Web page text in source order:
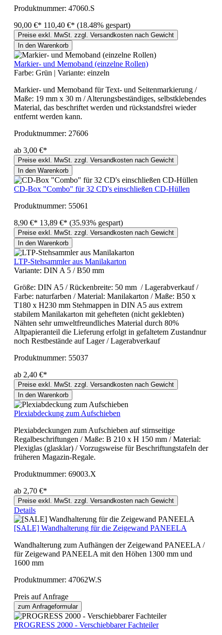
Produktnummer: 47060.S
90,00 €* 110,40 €* (18.48% gespart)
Preise exkl. MwSt. zzgl. Versandkosten nach Gewicht
In den Warenkorb
Markier- und Memoband (einzelne Rollen)
Farbe: Grün | Variante: einzeln
Markier- und Memoband für Text- und Seitenmarkierung /
Maße: 19 mm x 30 m / Alterungsbeständiges, selbstklebendes
Material, das beschriftet werden und rückstandsfrei wieder
entfernt werden kann.
Produktnummer: 27606
ab 3,00 €*
Preise exkl. MwSt. zzgl. Versandkosten nach Gewicht
In den Warenkorb
CD-Box "Combo" für 32 CD's einschließen CD-Hüllen
Produktnummer: 55061
8,90 €* 13,89 €* (35.93% gespart)
Preise exkl. MwSt. zzgl. Versandkosten nach Gewicht
In den Warenkorb
LTP-Stehsammler aus Manilakarton
Variante: DIN A 5 / B50 mm
Größe: DIN A5 / Rückenbreite: 50 mm / Lagerabverkauf /
Farbe: naturfarben / Material: Manilakarton / Maße: B50 x
T180 x H230 mm Stehmappen in DIN A5 aus extrem
stabilem Manilakarton mit gehefteten (nicht geklebten)
Nähten sehr umweltfreundliches Material durch 80%
Altpapieranteil die Lieferung erfolgt in gefaltetem Zustandnur
noch Restbestände auf Lager / Lagerabverkauf
Produktnummer: 55037
ab 2,40 €*
Preise exkl. MwSt. zzgl. Versandkosten nach Gewicht
In den Warenkorb
Plexiabdeckung zum Aufschieben
Plexiabdeckungen zum Aufschieben auf stirnseitige
Regalbeschriftungen / Maße: B 210 x H 150 mm / Material:
Plexiglas (glasklar) / Vorzugsweise für Beschriftungstafeln der
früheren Magazin-Regale.
Produktnummer: 69003.X
ab 2,70 €*
Preise exkl. MwSt. zzgl. Versandkosten nach Gewicht
Details
[SALE] Wandhalterung für die Zeigewand PANEELA
Wandhalterung zum Aufhängen der Zeigewand PANEELA /
für Zeigewand PANEELA mit den Höhen 1300 mm und
1600 mm
Produktnummer: 47062W.S
Preis auf Anfrage
zum Anfrageformular
PROGRESS 2000 - Verschiebbarer Fachteiler